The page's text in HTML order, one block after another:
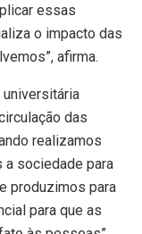
essas
o impacto das
afirma.
das
realizamos
sociedade para
produzimos para
para que as